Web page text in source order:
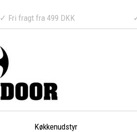
✓ Fri fragt fra 499 DKK
Køkkenudstyr